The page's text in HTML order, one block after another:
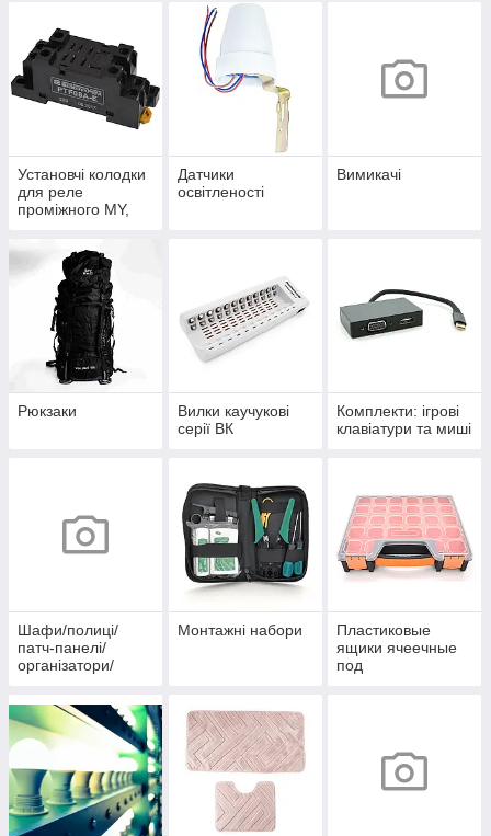
Установчі колодки
для реле
проміжного MY,
Датчики
освітленості
Вимикачі
Рюкзаки
Вилки каучукові
серії ВК
Комплекти: ігрові
клавіатури та миші
Шафи/полиці/
патч-панелі/
організатори/
Монтажні набори
Пластиковые
ящики ячеечные
под